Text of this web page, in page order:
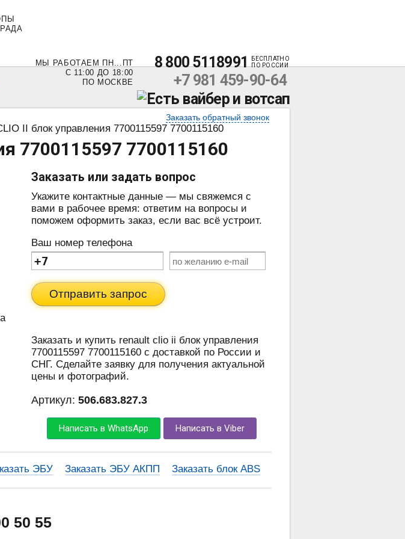
МЫ РАБОТАЕМ ПН...ПТ
С 11:00 ДО 18:00
ПО МОСКВЕ
8 800 5118991
БЕСПЛАТНО
ПО РОССИИ
+7 981 459-90-64
Заказать обратный звонок
II блок управления 7700115597 7700115160
7700115597 7700115160
Заказать или задать вопрос
Укажите контактные данные — мы свяжемся с
вами в рабочее время: ответим на вопросы и
поможем оформить заказ, если вас всё устроит.
Ваш номер телефона
Отправить запрос
Заказать и купить renault clio ii блок управления
7700115597 7700115160 с доставкой по России и
СНГ. Сделайте заявку для получения актуальной
цены и фотографий.
Артикул: 506.683.827.3
Написать в WhatsApp Написать в Viber
ЭБУ Заказать ЭБУ АКПП Заказать блок ABS
50 55